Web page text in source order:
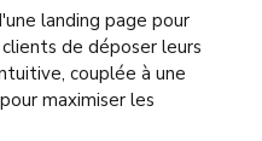
landing page pour
de déposer leurs
couplée à une
maximiser les